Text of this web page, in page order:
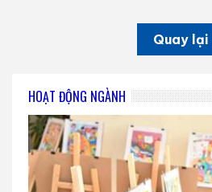
Quay lại
HOẠT ĐỘNG NGÀNH